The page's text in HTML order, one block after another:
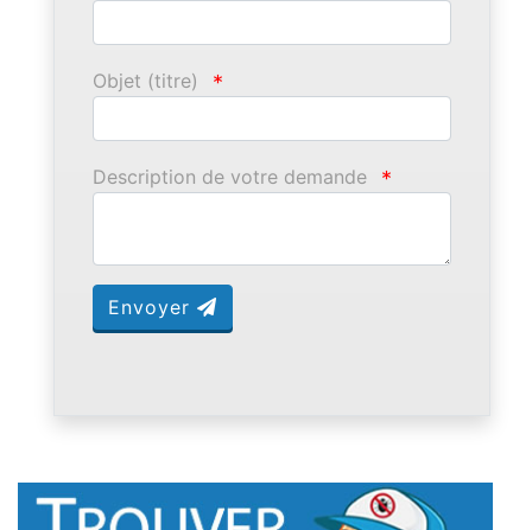
Objet (titre) *
Description de votre demande *
Envoyer